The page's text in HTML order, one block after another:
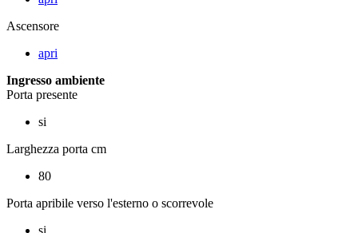
Ascensore
apri
Ingresso ambiente
Porta presente
si
Larghezza porta cm
80
Porta apribile verso l'esterno o scorrevole
si